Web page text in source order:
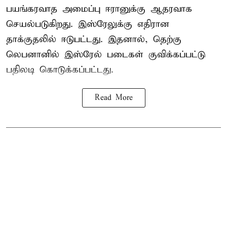
பயங்கரவாத அமைப்பு ஈரானுக்கு ஆதரவாக
செயல்படுகிறது. இஸ்ரேலுக்கு எதிரான
தாக்குதலில் ஈடுபட்டது. இதனால், தெற்கு
லெபனானில் இஸ்ரேல் படைகள் குவிக்கப்பட்டு
பதிலடி கொடுக்கப்பட்டது.
Read More